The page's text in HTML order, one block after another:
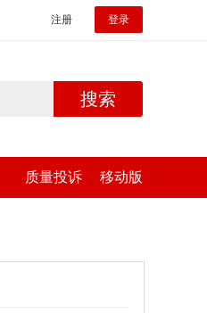
注册 登录
搜索
质量投诉 移动版